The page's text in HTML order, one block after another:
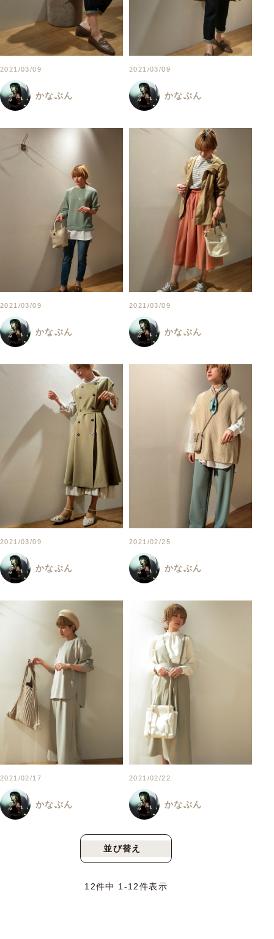
2021/03/09
かなぶん
2021/03/09
かなぶん
2021/03/09
かなぶん
2021/03/09
かなぶん
2021/03/09
かなぶん
2021/02/25
かなぶん
2021/02/17
かなぶん
2021/02/22
かなぶん
並び替え
12件中 1 -12件表示